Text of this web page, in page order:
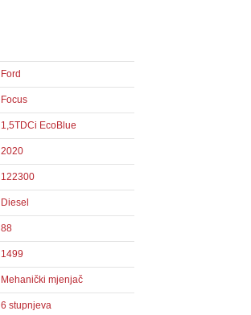
Ford
Focus
1,5TDCi EcoBlue
2020
122300
Diesel
88
1499
Mehanički mjenjač
6 stupnjeva